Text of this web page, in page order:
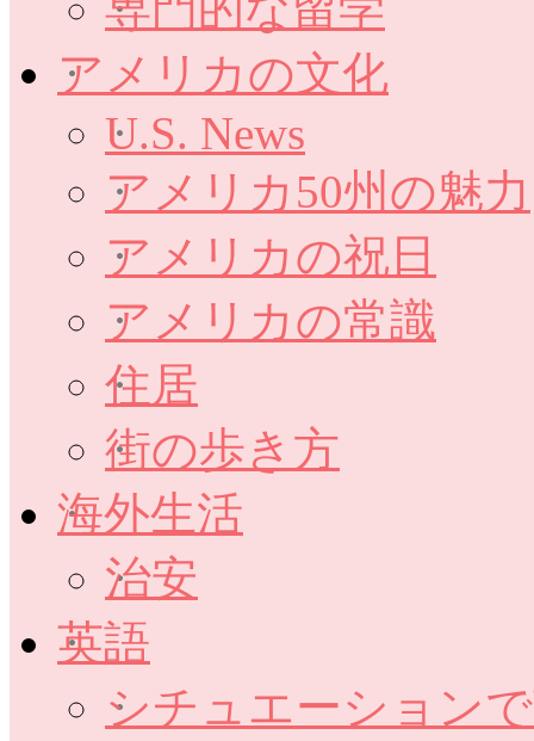
アメリカの文化
U.S. News
アメリカ50州の魅力
アメリカの祝日
アメリカの常識
住居
街の歩き方
海外生活
治安
英語
シチュエーション